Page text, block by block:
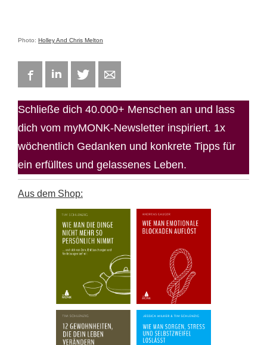
Photo: Holley And Chris Melton
FacebookLinkedIn Twitter
Schließe dich 40.000+ Menschen an und lass
dich vom myMONK-Newsletter inspiriert. 1x
wöchentlich Gedanken und konkrete Tipps für
ein erfülltes und gelassenes Leben.
Aus dem Shop: